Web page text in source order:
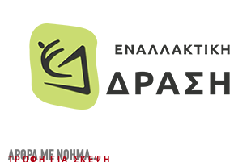
ΆΡΘΡΑ ΜΕ ΝΌΗΜΑ...
ΤΡΟΦΉ ΓΙΑ ΣΚΈΨΗ